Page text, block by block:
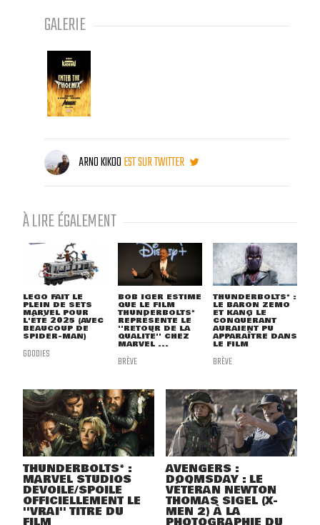
GALERIE
ARNO KIKOOEST SUR TWITTER
À LIRE ÉGALEMENT
LEGO FAIT LE
PLEIN DE SETS
MARVEL POUR
L'ÉTÉ 2025 (AVEC
BEAUCOUP DE
SPIDER-MAN)
GOODIES
BOB IGER ESTIME
QUE LE FILM
THUNDERBOLTS*
REPRÉSENTE LE
''RETOUR DE LA
QUALITÉ'' CHEZ
MARVEL ...
BRÈVE
THUNDERBOLTS* :
LE BARON ZEMO
ET KANG LE
CONQUÉRANT
AURAIENT PU
APPARAÎTRE DANS
LE FILM
BRÈVE
THUNDERBOLTS* :
MARVEL STUDIOS
DÉVOILE/SPOILE
OFFICIELLEMENT LE
''VRAI'' TITRE DU
AVENGERS :
DOOMSDAY : LE
VÉTÉRAN NEWTON
THOMAS SIGEL (X-
MEN 2) À LA